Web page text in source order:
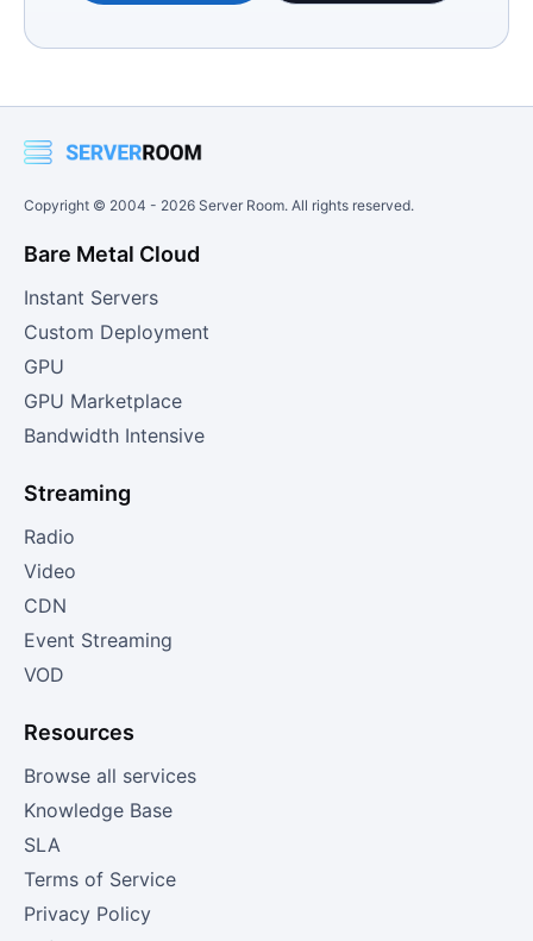
Copyright © 2004 - 2026 Server Room. All rights reserved.
Bare Metal Cloud
Instant Servers
Custom Deployment
GPU
GPU Marketplace
Bandwidth Intensive
Streaming
Radio
Video
CDN
Event Streaming
VOD
Resources
Browse all services
Knowledge Base
SLA
Terms of Service
Privacy Policy